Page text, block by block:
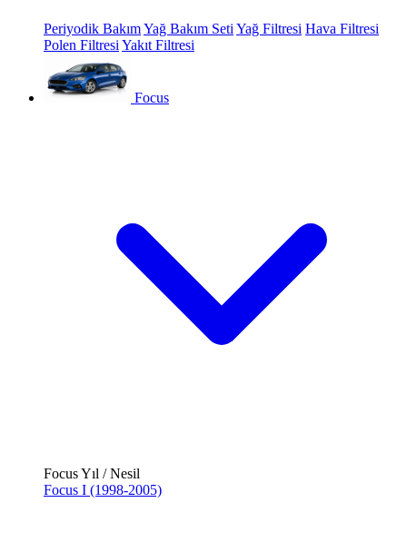
Periyodik BakımYağ Bakım Seti Yağ Filtresi Hava Filtresi
Polen Filtresi Yakıt Filtresi
Focus
Focus Yıl / Nesil
Focus I (1998-2005)